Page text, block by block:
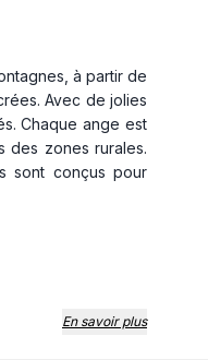
à partir de
Avec de jolies
Chaque ange est
des zones rurales.
sont conçus pour
de bois et les
- Gardien - Amitié.
En savoir plus